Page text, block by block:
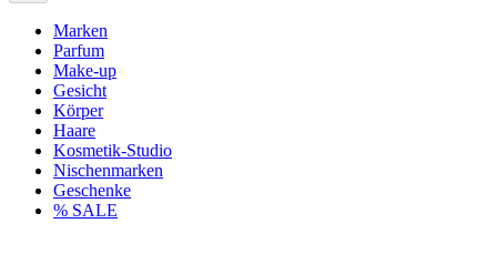
Marken
Parfum
Make-up
Gesicht
Körper
Haare
Kosmetik-Studio
Nischenmarken
Geschenke
% SALE